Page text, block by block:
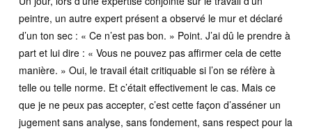
peintre, un autre expert présent a observé le mur et déclaré
d’un ton sec : « Ce n’est pas bon. » Point. J’ai dû le prendre à
part et lui dire : « Vous ne pouvez pas affirmer cela de cette
manière. » Oui, le travail était critiquable si l’on se réfère à
telle ou telle norme. Et c’était effectivement le cas. Mais ce
que je ne peux pas accepter, c’est cette façon d’asséner un
jugement sans analyse, sans fondement, sans respect pour la